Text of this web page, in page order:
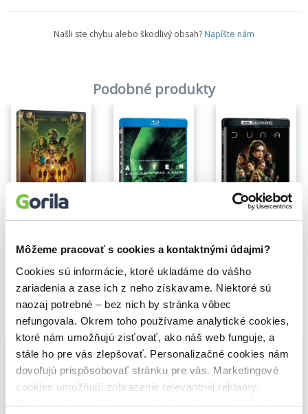
Môžeme pracovať s cookies a kontaktnými údajmi?
Cookies sú informácie, ktoré ukladáme do vášho
zariadenia a zase ich z neho získavame. Niektoré sú
naozaj potrebné – bez nich by stránka vôbec
nefungovala. Okrem toho používame analytické cookies,
ktoré nám umožňujú zisťovať, ako náš web funguje, a
stále ho pre vás zlepšovať. Personalizačné cookies nám
dovoľujú prispôsobovať stránku pre vás. Marketingové
cookies umožňujú zobrazenie relevantnej reklamy.
Niektoré údaje zdieľame aj s tretími stranami. Veľmi by
Našli ste chybu alebo škodlivý obsah? Napíšte nám
Podobné produkty
10,40€ 6,90€ 18,00€
Vybrané pre teba